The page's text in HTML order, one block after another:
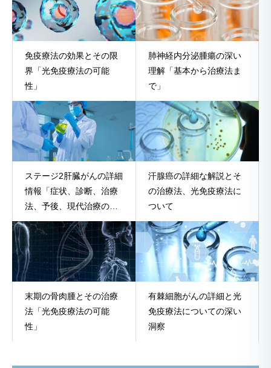
免疫療法の効果とその限
界「光免疫療法の可能
性」
肺神経内分泌腫瘍の深い
理解「基本から治療法ま
で」
ステージ2肝臓がんの詳細
情報「症状、診断、治療
法、予後、現代治療の包
括的解説」
汗腺癌の詳細な解説とそ
の治療法、光免疫療法に
ついて
末期の骨肉腫とその治療
法「光免疫療法の可能
性」
有棘細胞がんの詳細と光
免疫療法についての深い
洞察